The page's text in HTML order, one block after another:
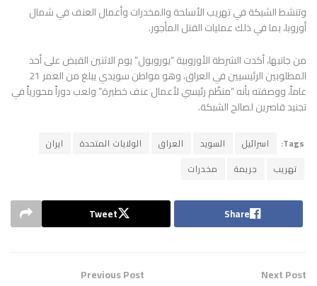
وتنشط الشبكة في تهريب الأسلحة والمخدرات وأعمال العنف في شمال
أوروبا، بما في ذلك عمليات القتل المأجور.
من جانبها، أكدت الشرطة الأوروبية “يوروبول” يوم الاثنين القبض على أحد
المطلوبين الرئيسيين في العراق، وهو مواطن سويدي يبلغ من العمر 21
عاماً، ووصفته بأنه “منظّم رئيسي لأعمال عنف خطيرة” ولعب دوراً محورياً في
تجنيد قاصرين لصالح الشبكة.
Tags: اسرائيل السويد العراق الولايات المتحدة
ايران
تهريب
جريمة مخدرات
Share
Tweet
Previous Post Next Post